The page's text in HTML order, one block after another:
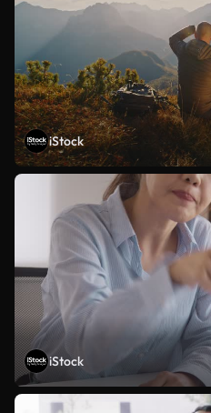
iStock
iStock